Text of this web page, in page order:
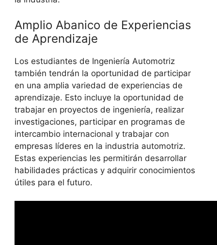
Amplio Abanico de Experiencias
de Aprendizaje
Los estudiantes de Ingeniería Automotriz
también tendrán la oportunidad de participar
en una amplia variedad de experiencias de
aprendizaje. Esto incluye la oportunidad de
trabajar en proyectos de ingeniería, realizar
investigaciones, participar en programas de
intercambio internacional y trabajar con
empresas líderes en la industria automotriz.
Estas experiencias les permitirán desarrollar
habilidades prácticas y adquirir conocimientos
útiles para el futuro.